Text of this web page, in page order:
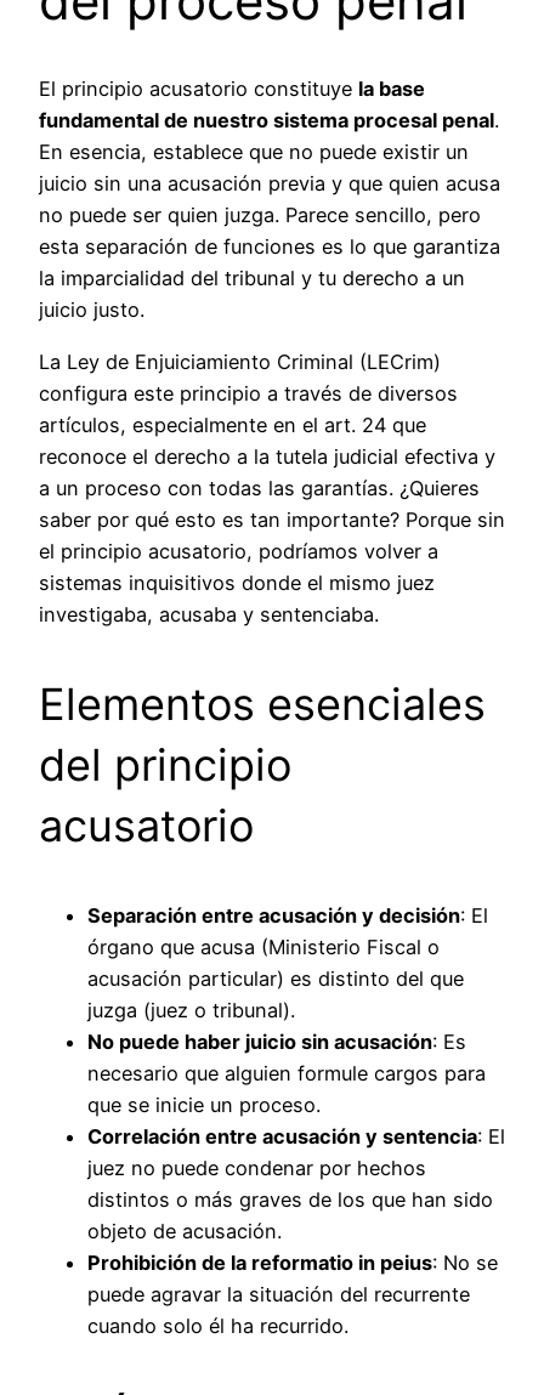
El principio acusatorio constituye la base
fundamental de nuestro sistema procesal penal.
En esencia, establece que no puede existir un
juicio sin una acusación previa y que quien acusa
no puede ser quien juzga. Parece sencillo, pero
esta separación de funciones es lo que garantiza
la imparcialidad del tribunal y tu derecho a un
juicio justo.
La Ley de Enjuiciamiento Criminal (LECrim)
configura este principio a través de diversos
artículos, especialmente en el art. 24 que
reconoce el derecho a la tutela judicial efectiva y
a un proceso con todas las garantías. ¿Quieres
saber por qué esto es tan importante? Porque sin
el principio acusatorio, podríamos volver a
sistemas inquisitivos donde el mismo juez
investigaba, acusaba y sentenciaba.
Elementos esenciales
del principio
acusatorio
Separación entre acusación y decisión: El
órgano que acusa (Ministerio Fiscal o
acusación particular) es distinto del que
juzga (juez o tribunal).
No puede haber juicio sin acusación: Es
necesario que alguien formule cargos para
que se inicie un proceso.
Correlación entre acusación y sentencia: El
juez no puede condenar por hechos
distintos o más graves de los que han sido
objeto de acusación.
Prohibición de la reformatio in peius: No se
puede agravar la situación del recurrente
cuando solo él ha recurrido.